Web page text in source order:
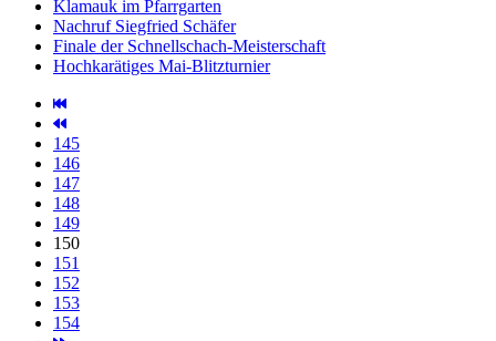
Klamauk im Pfarrgarten
Nachruf Siegfried Schäfer
Finale der Schnellschach-Meisterschaft
Hochkarätiges Mai-Blitzturnier
145
146
147
148
149
150
151
152
153
154